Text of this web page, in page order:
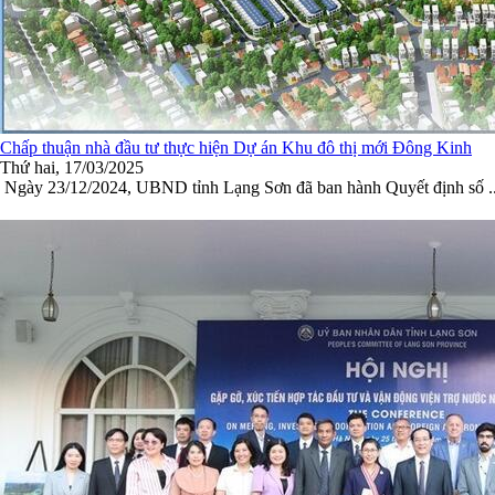
Chấp thuận nhà đầu tư thực hiện Dự án Khu đô thị mới Đông Kinh
Thứ hai, 17/03/2025
Ngày 23/12/2024, UBND tỉnh Lạng Sơn đã ban hành Quyết định số